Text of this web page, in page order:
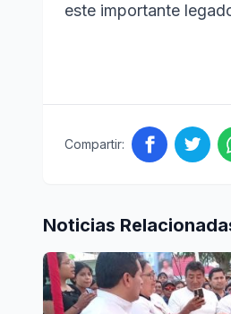
este importante
Compartir:
Noticias